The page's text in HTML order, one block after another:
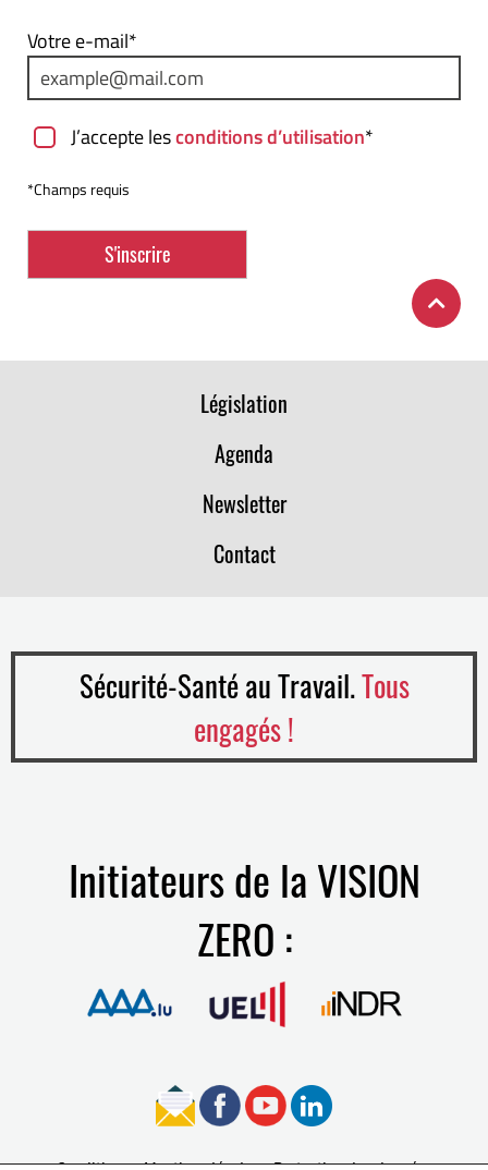
Votre e-mail*
J’accepte lesconditions d’utilisation*
*Champs requis
Législation
Agenda
Newsletter
Contact
Sécurité-Santé au Travail.Tous
engagés !
Initiateurs de la VISION
ZERO :